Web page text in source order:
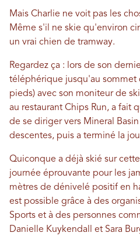
Mais Charlie ne voit pas les
Même s'il ne skie qu'environ
un vrai chien de tramway.
Regardez ça : lors de son
téléphérique jusqu'au sommet
pieds) avec son moniteur de
au restaurant Chips Run, a fait
de se diriger vers Mineral
descentes, puis a terminé la
Quiconque a déjà skié sur
journée éprouvante pour les
mètres de dénivelé positif en
est possible grâce à des
Sports et à des personnes
Danielle Kuykendall et Sara